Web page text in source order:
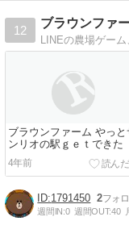
12
ブラウンファ
ブラウンファーム やっと
ンリオの駅ｇｅｔできた
4年前
1791450 2
週間IN:0 週間OUT:40